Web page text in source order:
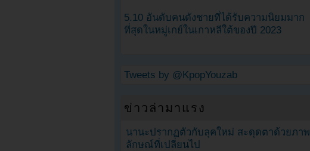
5.10 อันดับคนดังชายที่ได้รับความนิยมมาก
ที่สุดในหมู่เกย์ในเกาหลีใต้ของปี 2023
Tweets by @KpopYouzab
ข่าวล่ามาแรง
นานะปรากฏตัวกับลุคใหม่ สะดุดตาด้วยภาพ
ลักษณ์ที่เปลี่ยนไป